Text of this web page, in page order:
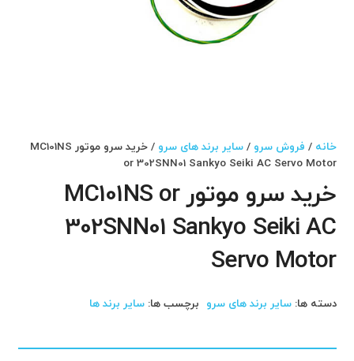
خانه / فروش سرو /سایر برند های سرو
/ خرید سرو موتور MC101NS
or 302SNN01 Sankyo Seiki AC Servo Motor
خرید سرو موتور MC101NS or
302SNN01 Sankyo Seiki AC
Servo Motor
دسته ها:سایر برند های سرو برچسب ها: سایر برند ها